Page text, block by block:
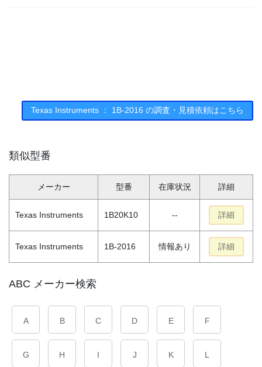
Texas Instruments ： 1B-2016 の調査・見積依頼はこちら
類似型番
メーカー 型番 在庫状況 詳細
Texas Instruments 1B20K10 -- 詳細
Texas Instruments 1B-2016 情報あり 詳細
ABC メーカー検索
A B C D E F
G H I J K L